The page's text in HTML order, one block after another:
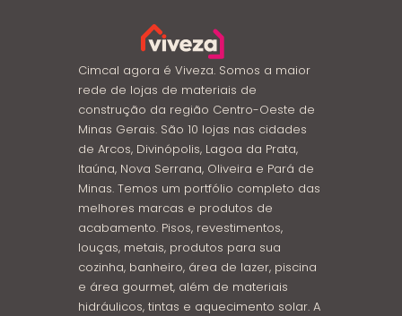
Cimcal agora é Viveza. Somos a maior
rede de lojas de materiais de
construção da região Centro-Oeste de
Minas Gerais. São 10 lojas nas cidades
de Arcos, Divinópolis, Lagoa da Prata,
Itaúna, Nova Serrana, Oliveira e Pará de
Minas. Temos um portfólio completo das
melhores marcas e produtos de
acabamento. Pisos, revestimentos,
louças, metais, produtos para sua
cozinha, banheiro, área de lazer, piscina
e área gourmet, além de materiais
hidráulicos, tintas e aquecimento solar. A